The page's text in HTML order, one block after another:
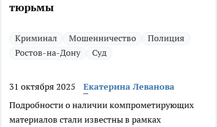
тюрьмы
Криминал Мошенничество
Полиция
Ростов-на-Дону
Суд
31 октября 2025
Екатерина Леванова
Подробности о наличии компрометирующих
материалов стали известны в рамках